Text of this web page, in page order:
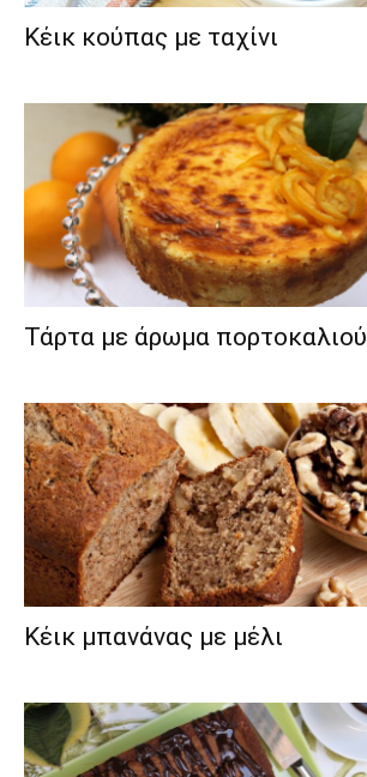
Κέικ κούπας με ταχίνι
Τάρτα με άρωμα πορτοκαλιού
Κέικ μπανάνας με μέλι